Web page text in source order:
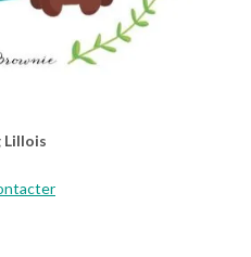
Lillois